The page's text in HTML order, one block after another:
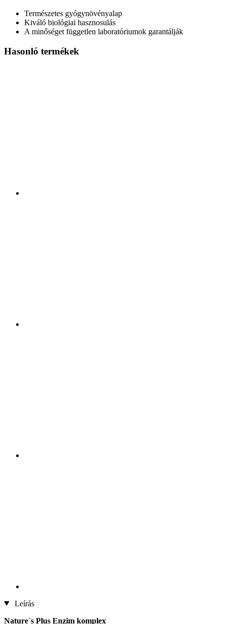
Természetes gyógynövényalap
Kiváló biológiai hasznosulás
A minőséget független laboratóriumok garantálják
Hasonló termékek
Leírás
Nature´s Plus Enzim komplex